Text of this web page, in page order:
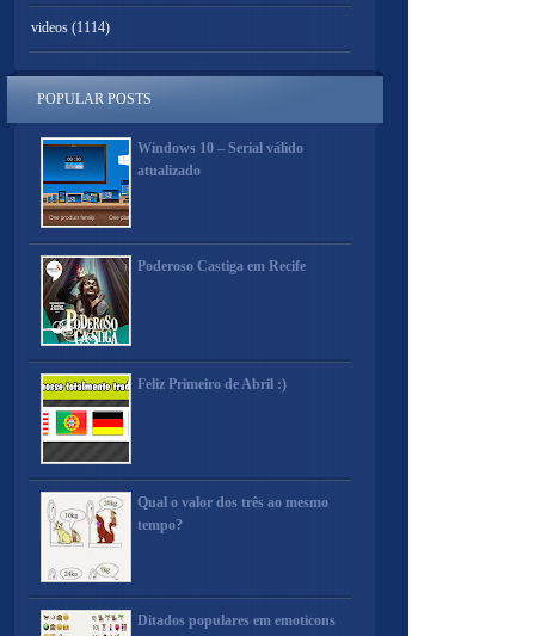
videos (1114)
POPULAR POSTS
Windows 10 – Serial válido
atualizado
Poderoso Castiga em Recife
Feliz Primeiro de Abril :)
Qual o valor dos três ao mesmo
tempo?
Ditados populares em emoticons